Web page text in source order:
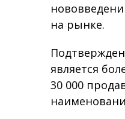
на рынке.
является
30 000